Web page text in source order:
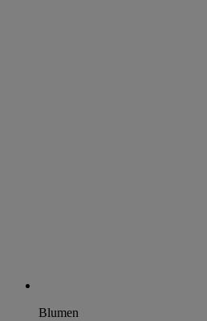
Blumen